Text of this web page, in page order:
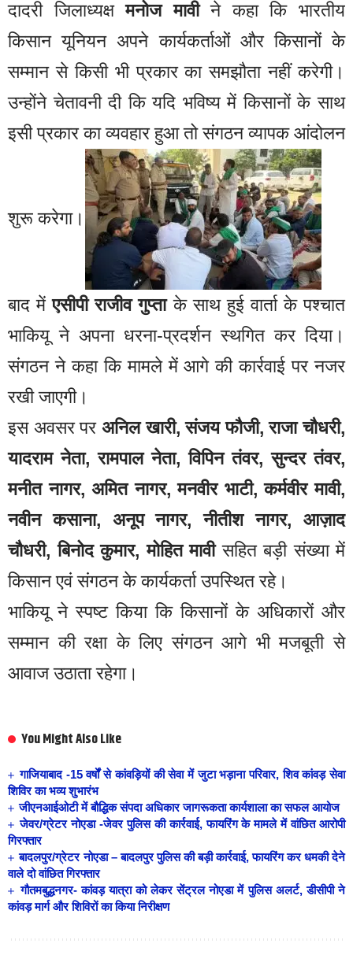
दादरी जिलाध्यक्षमनोज मावीने कहा कि भारतीय
किसान यूनियन अपने कार्यकर्ताओं और किसानों के
सम्मान से किसी भी प्रकार का समझौता नहीं करेगी।
उन्होंने चेतावनी दी कि यदि भविष्य में किसानों के साथ
इसी प्रकार का व्यवहार हुआ तो संगठन व्यापक आंदोलन
शुरू करेगा।
बाद मेंएसीपी राजीव गुप्ताके साथ हुई वार्ता के पश्चात
भाकियू ने अपना धरना-प्रदर्शन स्थगित कर दिया।
संगठन ने कहा कि मामले में आगे की कार्रवाई पर नजर
रखी जाएगी।
इस अवसर पर अनिल खारी, संजय फौजी, राजा चौधरी,
यादराम नेता, रामपाल नेता, विपिन तंवर, सुन्दर तंवर,
मनीत नागर, अमित नागर, मनवीर भाटी, कर्मवीर मावी,
नवीन कसाना, अनूप नागर, नीतीश नागर, आज़ाद
चौधरी, बिनोद कुमार, मोहित मावीसहित बड़ी संख्या में
किसान एवं संगठन के कार्यकर्ता उपस्थित रहे।
भाकियू ने स्पष्ट किया कि किसानों के अधिकारों और
सम्मान की रक्षा के लिए संगठन आगे भी मजबूती से
आवाज उठाता रहेगा।
You Might Also Like
गाजियाबाद -15 वर्षों से कांवड़ियों की सेवा में जुटा भड़ाना परिवार, शिव कांवड़ सेवा
शिविर का भव्य शुभारंभ
जीएनआईओटी में बौद्धिक संपदा अधिकार जागरूकता कार्यशाला का सफल आयोज
जेवर/ग्रेटर नोएडा -जेवर पुलिस की कार्रवाई, फायरिंग के मामले में वांछित आरोपी
गिरफ्तार
बादलपुर/ग्रेटर नोएडा – बादलपुर पुलिस की बड़ी कार्रवाई, फायरिंग कर धमकी देने
वाले दो वांछित गिरफ्तार
गौतमबुद्धनगर- कांवड़ यात्रा को लेकर सेंट्रल नोएडा में पुलिस अलर्ट, डीसीपी ने
कांवड़ मार्ग और शिविरों का किया निरीक्षण